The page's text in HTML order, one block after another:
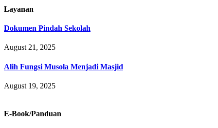
Layanan
Dokumen Pindah Sekolah
August 21, 2025
Alih Fungsi Musola Menjadi Masjid
August 19, 2025
E-Book/Panduan